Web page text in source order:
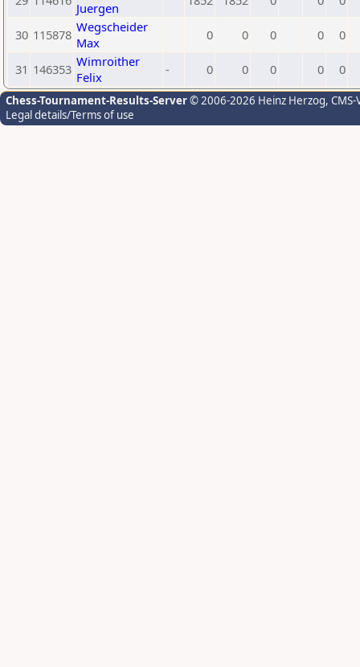
Juergen
30 115878 Wegscheider
Max
0 0 0 0 0
31 146353 Wimroither
Felix
- 0 0 0 0 0
Chess-Tournament-Results-Server© 2006-2026 Heinz Herzog,
Legal details/Terms of use